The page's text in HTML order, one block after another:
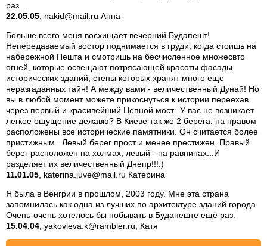
раз...
22.05.05 , nakid@mail.ru Анна
Больше всего меня восхищает вечерний Будапешт!
Непередаваемый востор поднимается в груди, когда стоишь на
набережной Пешта и смотришь на бесчисленное множесвто
огней, которые освещают потрясающей красоты фасады
исторических зданий, стены которых хранят много еще
неразгаданных тайн! А между вами - величественный Дунай! Но
вы в любой момент можете прикоснуться к истории переехав
через первый и красивейший Цепной мост...У вас не возникает
легкое ощущение дежавю? В Киеве так же 2 берега: на правом
расположены все исторические памятники. Он считается более
пристижным...Левый берег прост и менее престижен. Правый
берег расположен на холмах, левый - на равнинах...И
разделяет их величественный Днепр!!!:)
11.01.05 , katerina.juve@mail.ru Катерина
Я была в Венгрии в прошлом, 2003 году. Мне эта страна
запомнилась как одна из лучших по архитектуре зданий города.
Очень-очень хотелось бы побывать в Будапеште ещё раз.
15.04.04 , yakovleva.k@rambler.ru, Катя